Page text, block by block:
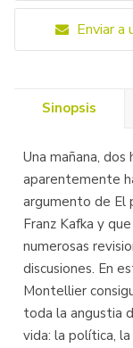
Enviar a
Sinopsis
Una mañana, dos
aparentemente
argumento de El
Franz Kafka y
numerosas
discusiones. En
Montellier
toda la angustia
vida: la política,